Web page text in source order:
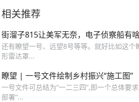
相关推荐
街溜子815让美军无奈，电子侦察船有
还有瞭望一号、远望8号等等。就好比如这
形雷达罩...
瞭望 | 一号文件绘制乡村振兴“施工图”
一号文件可总结为“一二三四”,即一个总体要
部署“...